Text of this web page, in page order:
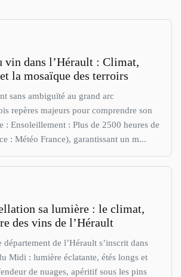
vin dans l’Hérault : Climat,
la mosaïque des terroirs
sans ambiguïté au grand arc
repères majeurs pour comprendre son
: Ensoleillement : Plus de 2500 heures de
: Météo France), garantissant un m...
sa lumière : le climat,
des vins de l’Hérault
de l’Hérault s’inscrit dans
Midi : lumière éclatante, étés longs et
de nuages, apéritif sous les pins